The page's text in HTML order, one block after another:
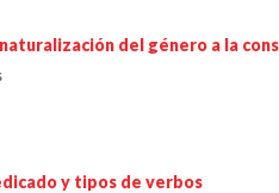
del género a la
y tipos de verbos